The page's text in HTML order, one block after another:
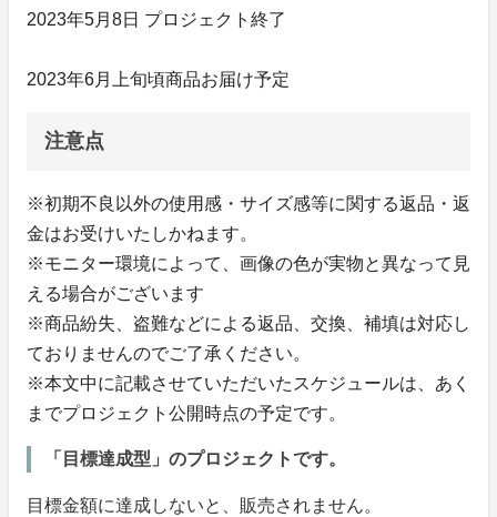
2023年5月8日 プロジェクト終了
2023年6月上旬頃商品お届け予定
注意点
※初期不良以外の使用感・サイズ感等に関する返品・返
金はお受けいたしかねます。
※モニター環境によって、画像の色が実物と異なって見
える場合がございます
※商品紛失、盗難などによる返品、交換、補填は対応し
ておりませんのでご了承ください。
※本文中に記載させていただいたスケジュールは、あく
までプロジェクト公開時点の予定です。
「目標達成型」のプロジェクトです。
目標金額に達成しないと、販売されません。